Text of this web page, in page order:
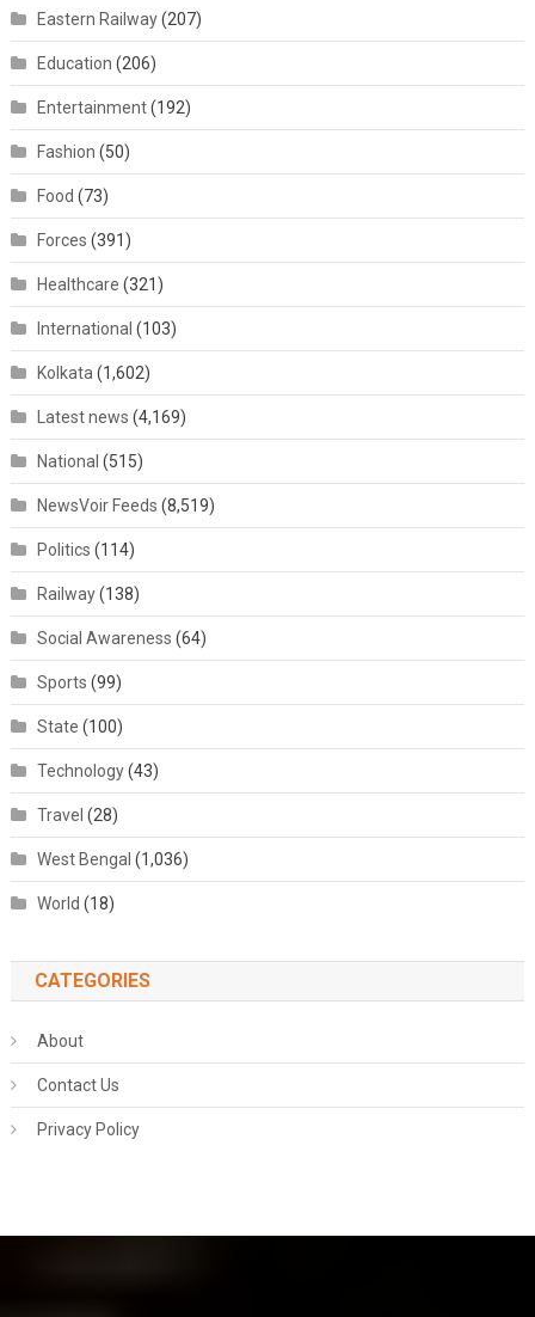
Eastern Railway(207)
Education (206)
Entertainment(192)
Fashion (50)
Food (73)
Forces (391)
Healthcare (321)
International (103)
Kolkata (1,602)
Latest news (4,169)
National (515)
NewsVoir Feeds (8,519)
Politics (114)
Railway(138)
Social Awareness (64)
Sports (99)
State (100)
Technology(43)
Travel (28)
West Bengal (1,036)
World (18)
CATEGORIES
About
Contact Us
Privacy Policy